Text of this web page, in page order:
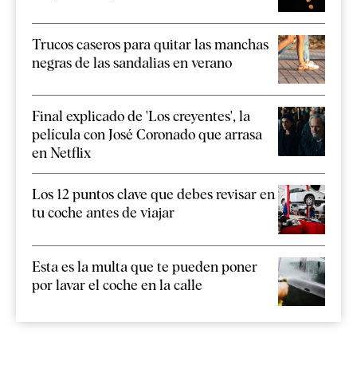
Trucos caseros para quitar las manchas
negras de las sandalias en verano
Final explicado de 'Los creyentes', la
película con José Coronado que arrasa
en Netflix
Los 12 puntos clave que debes revisar en
tu coche antes de viajar
Esta es la multa que te pueden poner
por lavar el coche en la calle